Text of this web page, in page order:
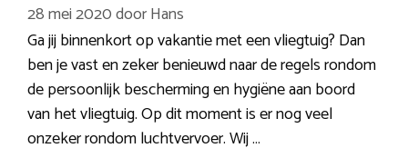
28 mei 2020doorHans
Ga jij binnenkort op vakantie met een vliegtuig? Dan
ben je vast en zeker benieuwd naar de regels rondom
de persoonlijk bescherming en hygiëne aan boord
van het vliegtuig. Op dit moment is er nog veel
onzeker rondom luchtvervoer. Wij …